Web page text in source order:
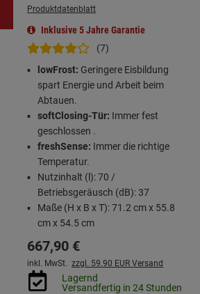
Produktdatenblatt
Inklusive 5 Jahre Garantie
(7)
lowFrost: Geringere Eisbildung
spart Energie und Arbeit beim
Abtauen.
softClosing-Tür: Immer fest
geschlossen .
freshSense: Immer die richtige
Temperatur.
Nutzinhalt (l): 70 /
Betriebsgeräusch (dB): 37
Maße (H x B x T): 71.2 cm x 55.8
cm x 54.5 cm
667,90 €
inkl. MwSt. zzgl. 59.90 EUR Versand
Lagernd
Versandfertig in 24 Stunden